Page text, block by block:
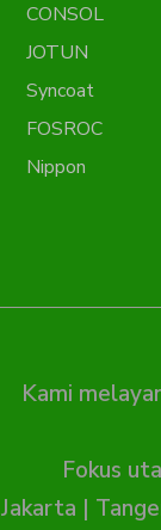
CONSOL
JOTUN
Syncoat
FOSROC
Nippon
Kami
Fokus
Jakarta |